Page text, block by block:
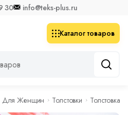
30 info@teks-plus.ru
Каталог товаров
Для Женщин Толстовки Толстовка